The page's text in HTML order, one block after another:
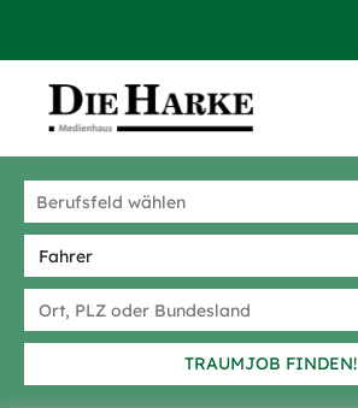
TRAUMJOB FINDEN!